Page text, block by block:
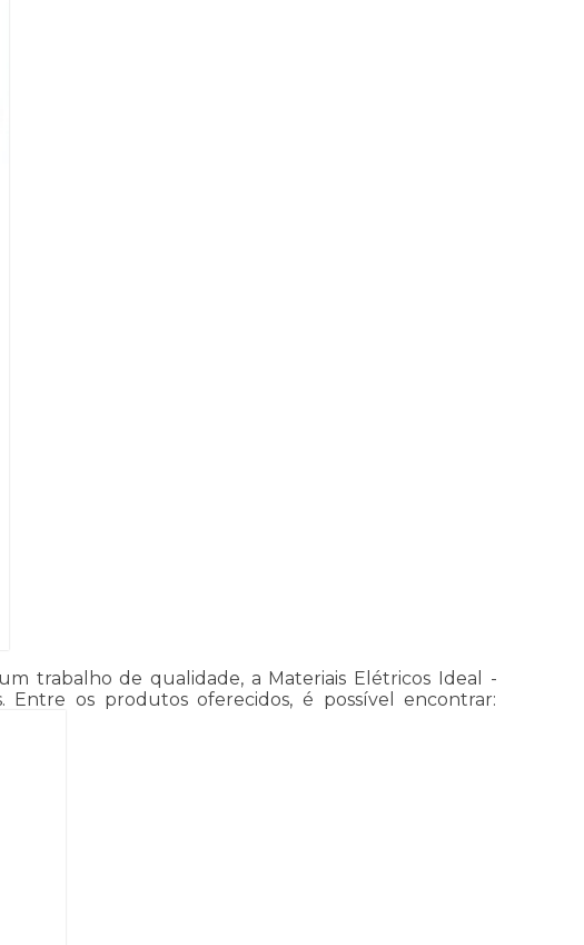
trabalho de qualidade, a Materiais Elétricos Ideal -
Entre os produtos oferecidos, é possível encontrar: